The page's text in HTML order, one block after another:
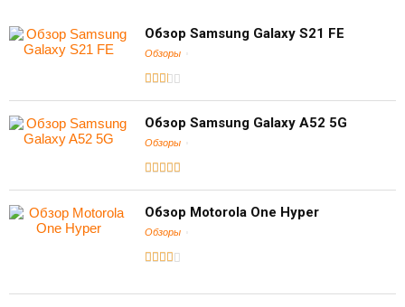
Обзор Samsung Galaxy S21 FE
Обзоры
Обзор Samsung Galaxy A52 5G
Обзоры
Обзор Motorola One Hyper
Обзоры